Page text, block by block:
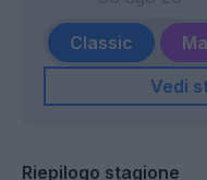
Classic
Vedi
Riepilogo stagione